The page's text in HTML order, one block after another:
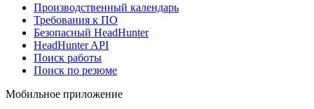
Производственный календарь
Требования к ПО
Безопасный HeadHunter
HeadHunter API
Поиск работы
Поиск по резюме
Мобильное приложение